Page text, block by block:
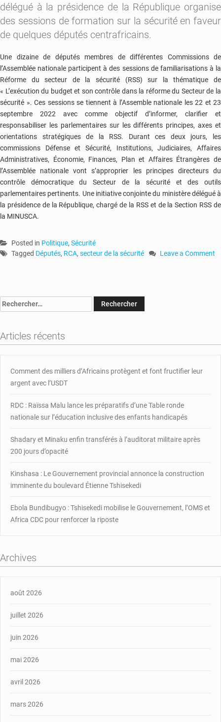
délégué à la présidence de la République organise
des sessions de formation sur la sécurité en faveur
de quelques députés centrafricains.
Une dizaine de députés membres de différentes Commissions de
l’Assemblée nationale participent à des sessions de familiarisations à la
Réforme du secteur de la sécurité (RSS) sur la thématique de
« L’exécution du budget et son contrôle dans la réforme du Secteur de la
sécurité ». Ces sessions se tiennent à l’Assemble nationale les 22 et 23
septembre 2022 avec comme objectif d’informer, clarifier et
responsabiliser les parlementaires sur les différents principes, axes et
orientations stratégiques de la RSS. Durant ces deux jours, les
commissions Défense et Sécurité, Institutions, Judiciaires, Affaires
Administratives, Économie, Finances, Plan et Affaires Étrangères de
l’Assemblée nationale vont s’approprier les principes directeurs du
contrôle démocratique du Secteur de la sécurité et des outils
parlementaires pertinents. Une initiative conjointe du ministère délégué à
la présidence de la République, chargé de la RSS et de la Section RSS de
la MINUSCA.
Posted in Politique, Sécurité
Tagged Députés, RCA, secteur de la sécurité
Leave a Comment
sessions
familiarisations
du
secteur
la
Rechercher :
Articles récents
Comment des milliers d’Africains protègent et font fructifier leur
argent avec l’USDT
RDC : Raïssa Malu lance les préparatifs d’une Table ronde
nationale sur l’éducation inclusive des enfants handicapés
Shadary et Minaku enfin transférés à l’auditorat militaire après
200 jours d’opacité
Kinshasa : Le Gouvernement provincial annonce la construction
imminente du boulevard Étienne Tshisekedi
Ebola Bundibugyo : Tshisekedi mobilise le Gouvernement, l’OMS et
Africa CDC pour renforcer la riposte
Archives
août 2026
juillet 2026
juin 2026
mai 2026
avril 2026
mars 2026